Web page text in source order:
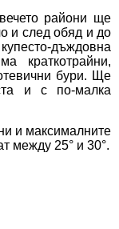
райони ще
и след обяд и до
дъждовна
краткотрайни,
бури. Ще
и с по-малка
и максималните
между 25° и 30°.